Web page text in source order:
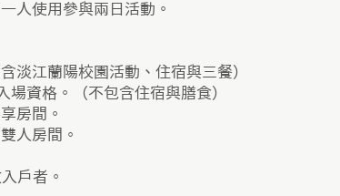
人使用參與兩日活動。
淡江蘭陽校園活動、住宿與三餐）
格。（不包含住宿與膳食）​
房間。​
人房間。
戶者。